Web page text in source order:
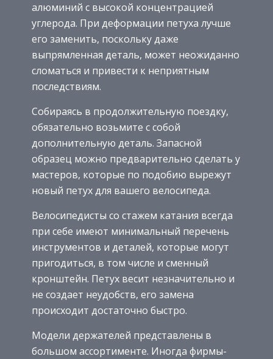
алюминий с высокой концентрацией
углерода. При деформации петуха лучше
его заменить, поскольку даже
выпрямленная деталь, может неожиданно
сломаться и привести к неприятным
последствиям.
Собираясь в продолжительную поездку,
обязательно возьмите с собой
дополнительную деталь. Запасной
образец можно предварительно сделать у
мастеров, которые по подобию вырежут
новый петух для вашего велосипеда.
Велосипедисты со стажем катания всегда
при себе имеют минимальный перечень
инструментов и деталей, которые могут
пригодиться, в том числе и сменный
кронштейн. Петух весит незначительно и
не создает неудобств, его замена
происходит достаточно быстро.
Модели держателей представлены в
большом ассортименте. Иногда фирмы-